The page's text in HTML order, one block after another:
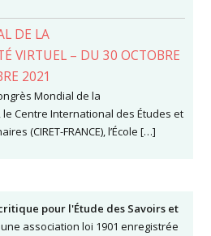
DE LA
VIRTUEL – DU 30 OCTOBRE
2021
Mondial de la
Centre International des Études et
(CIRET-FRANCE), l’École […]
pour l'Étude des Savoirs et
association loi 1901 enregistrée